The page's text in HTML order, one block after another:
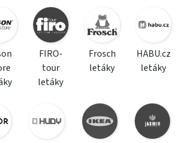
FIRO-
tour
letáky
Frosch
letáky
HABU.cz
letáky